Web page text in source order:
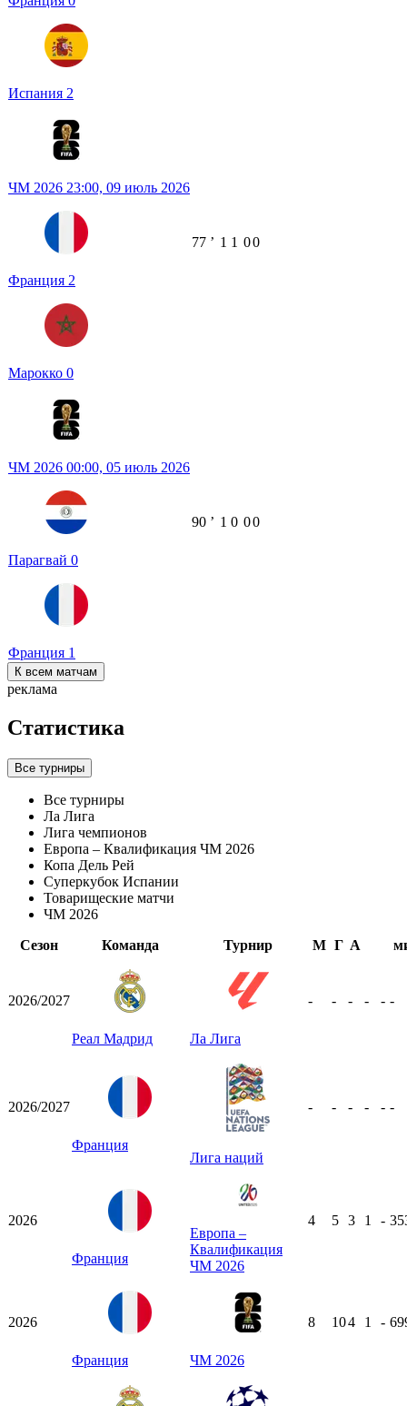
Испания 2
ЧМ 2026 23:00, 09 июль 2026
Франция 2
Марокко 0
77 ʼ 1 1 00
ЧМ 2026 00:00, 05 июль 2026
Парагвай 0
Франция 1
90 ʼ 1 0 00
К всем матчам
реклама
Статистика
Все турниры
Все турниры
Ла Лига
Лига чемпионов
Европа – Квалификация ЧМ 2026
Копа Дель Рей
Суперкубок Испании
Товарищеские матчи
ЧМ 2026
Сезон
Команда Турнир М Г А
2026/2027
Реал Мадрид Ла Лига
- - - - - -
2026/2027
Франция
Лига наций
- - - - - -
2026
Франция
Европа –
Квалификация
ЧМ 2026
4 5 3 1 -
2026
Франция ЧМ 2026
8 104 1 -